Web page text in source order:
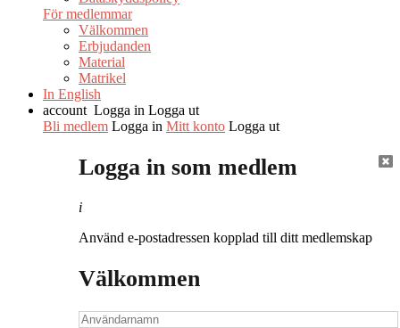
För medlemmar
Välkommen
Erbjudanden
Material
Matrikel
In English
account Logga in Logga ut
Bli medlem Logga in Mitt konto Logga ut
Logga in som medlem
i
Använd e-postadressen kopplad till ditt medlemskap
Välkommen